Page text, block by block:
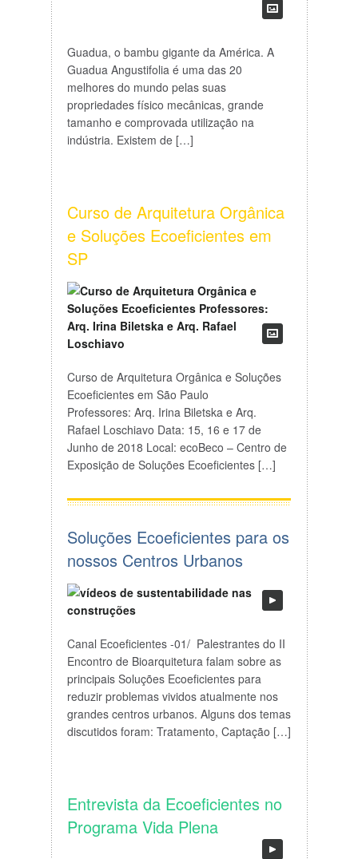
Guadua, o bambu gigante da América. A
Guadua Angustifolia é uma das 20
melhores do mundo pelas suas
propriedades físico mecânicas, grande
tamanho e comprovada utilização na
indústria. Existem de […]
Curso de Arquitetura Orgânica
e Soluções Ecoeficientes em
SP
Curso de Arquitetura Orgânica e Soluções
Ecoeficientes em São Paulo
Professores: Arq. Irina Biletska e Arq.
Rafael Loschiavo Data: 15, 16 e 17 de
Junho de 2018 Local: ecoBeco – Centro de
Exposição de Soluções Ecoeficientes […]
Soluções Ecoeficientes para os
nossos Centros Urbanos
Canal Ecoeficientes -01/ Palestrantes do II
Encontro de Bioarquitetura falam sobre as
principais Soluções Ecoeficientes para
reduzir problemas vividos atualmente nos
grandes centros urbanos. Alguns dos temas
discutidos foram: Tratamento, Captação […]
Entrevista da Ecoeficientes no
Programa Vida Plena